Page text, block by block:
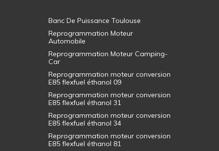
Banc De Puissance Toulouse
Reprogrammation Moteur
Automobile
Reprogrammation Moteur Camping-
Car
Reprogrammation moteur conversion
E85 flexfuel éthanol 09
Reprogrammation moteur conversion
E85 flexfuel éthanol 31
Reprogrammation moteur conversion
E85 flexfuel éthanol 34
Reprogrammation moteur conversion
E85 flexfuel éthanol 81